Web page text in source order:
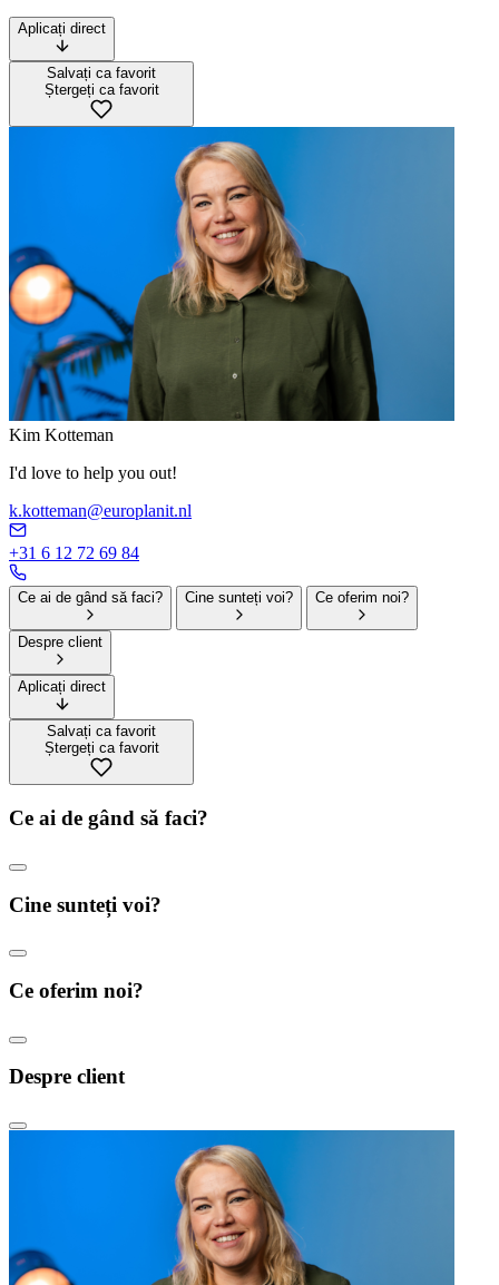
Aplicați direct
Salvați ca favorit
Ștergeți ca favorit
Kim Kotteman
I'd love to help you out!
k.kotteman@europlanit.nl
+31 6 12 72 69 84
Ce ai de gând să faci? Cine sunteți voi? Ce oferim noi?
Despre client
Aplicați direct
Salvați ca favorit
Ștergeți ca favorit
Ce ai de gând să faci?
Cine sunteți voi?
Ce oferim noi?
Despre client